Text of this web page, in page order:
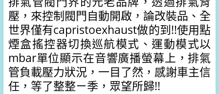
壓，來控制閥門自動開啟， 論改裝品、 全
世界僅有capristoexhaust做的到!!使用點
煙盒搖控器切換巡航模式、運動模式以
mbar單位顯示在音響廣播螢幕上，排氣
管負載壓力狀況，一目了然， 感謝車主信
任，等了整整ㄧ季，眾望所歸!!